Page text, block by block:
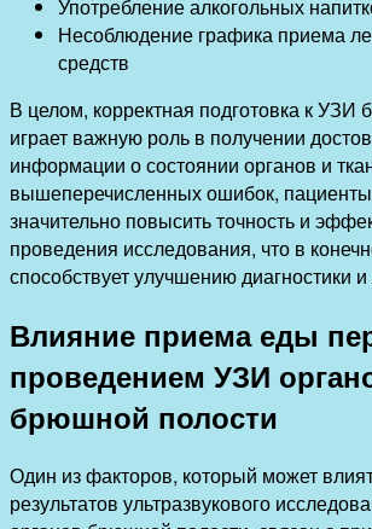
Употребление алкогольных
Несоблюдение графика приема
средств
В целом, корректная подготовка к УЗИ
играет важную роль в получении
информации о состоянии органов и
вышеперечисленных ошибок,
значительно повысить точность и
проведения исследования, что в
способствует улучшению диагностики
Влияние приема еды
проведением УЗИ
брюшной полости
Один из факторов, который может
результатов ультразвукового